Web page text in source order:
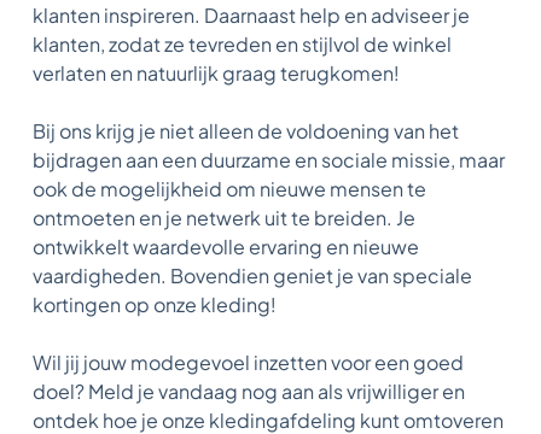
klanten inspireren. Daarnaast help en adviseer je
klanten, zodat ze tevreden en stijlvol de winkel
verlaten en natuurlijk graag terugkomen!
Bij ons krijg je niet alleen de voldoening van het
bijdragen aan een duurzame en sociale missie, maar
ook de mogelijkheid om nieuwe mensen te
ontmoeten en je netwerk uit te breiden. Je
ontwikkelt waardevolle ervaring en nieuwe
vaardigheden. Bovendien geniet je van speciale
kortingen op onze kleding!
Wil jij jouw modegevoel inzetten voor een goed
doel? Meld je vandaag nog aan als vrijwilliger en
ontdek hoe je onze kledingafdeling kunt omtoveren